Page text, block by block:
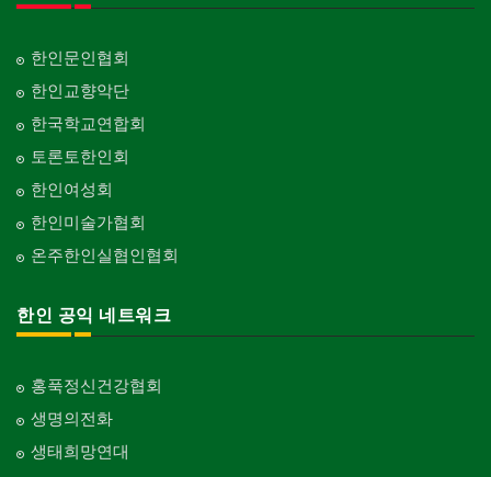
한인문인협회
한인교향악단
한국학교연합회
토론토한인회
한인여성회
한인미술가협회
온주한인실협인협회
한인 공익 네트워크
홍푹정신건강협회
생명의전화
생태희망연대